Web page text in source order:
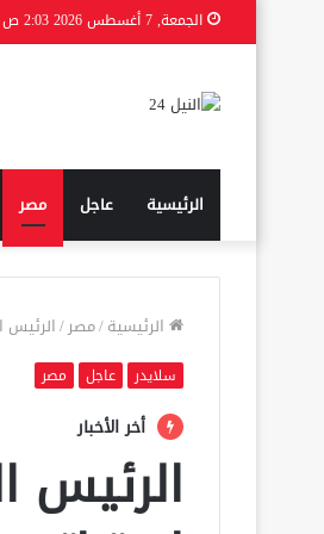
الجمعة, 7 أغسطس 2026 2:03 ص
الرئيسية عاجل مصر
الرئيسية/مصر/الرئيس
سلايدر عاجل مصر
أخر الأخبار
الرئيس